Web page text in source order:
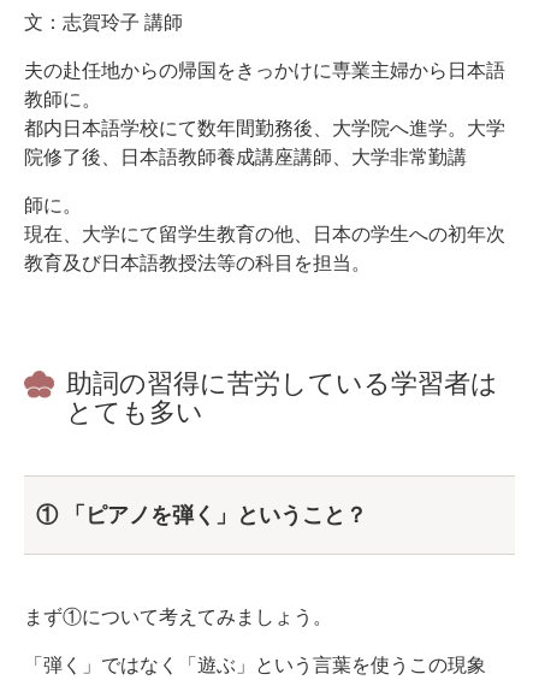
文：志賀玲子 講師
夫の赴任地からの帰国をきっかけに専業主婦から日本語
教師に。
都内日本語学校にて数年間勤務後、大学院へ進学。大学
院修了後、日本語教師養成講座講師、大学非常勤講
師に。
現在、大学にて留学生教育の他、日本の学生への初年次
教育及び日本語教授法等の科目を担当。
助詞の習得に苦労している学習者は
とても多い
① 「ピアノを弾く」ということ？
まず①について考えてみましょう。
「弾く」ではなく「遊ぶ」という言葉を使うこの現象